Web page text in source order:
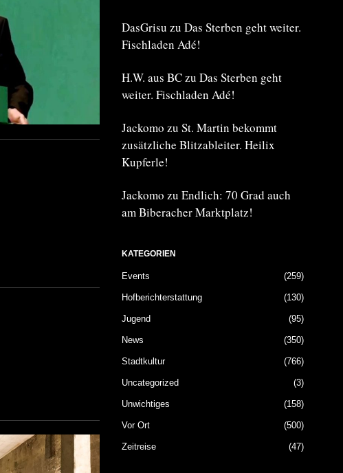
DasGrisu zu Das Sterben geht weiter.
Fischladen Adé!
H.W. aus BCzu Das Sterben geht
weiter. Fischladen Adé!
Jackomo zu St. Martin bekommt
zusätzliche Blitzableiter. Heilix
Kupferle!
Jackomo zu Endlich: 70 Grad auch
am Biberacher Marktplatz!
KATEGORIEN
Events 259
Hofberichterstattung 130
Jugend 95
News 350
Stadtkultur 766
Uncategorized 3
Unwichtiges 158
Vor Ort 500
Zeitreise 47